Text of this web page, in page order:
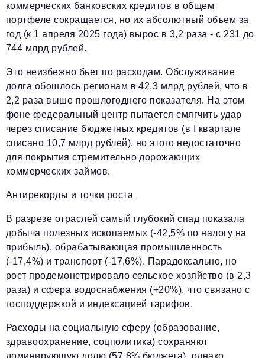
коммерческих банковских кредитов в общем
портфеле сокращается, но их абсолютный объем за
год (к 1 апреля 2025 года) вырос в 3,2 раза - с 231 до
744 млрд рублей.
Это неизбежно бьет по расходам. Обслуживание
долга обошлось регионам в 42,3 млрд рублей, что в
2,2 раза выше прошлогоднего показателя. На этом
фоне федеральный центр пытается смягчить удар
через списание бюджетных кредитов (в I квартале
списано 10,7 млрд рублей), но этого недостаточно
для покрытия стремительно дорожающих
коммерческих займов.
Антирекорды и точки роста
В разрезе отраслей самый глубокий спад показала
добыча полезных ископаемых (-42,5% по налогу на
прибыль), обрабатывающая промышленность
(-17,4%) и транспорт (-17,6%). Парадоксально, но
рост продемонстрировало сельское хозяйство (в 2,3
раза) и сфера водоснабжения (+20%), что связано с
господдержкой и индексацией тарифов.
Расходы на социальную сферу (образование,
здравоохранение, соцполитика) сохраняют
доминирующую долю (57,8% бюджета), однако